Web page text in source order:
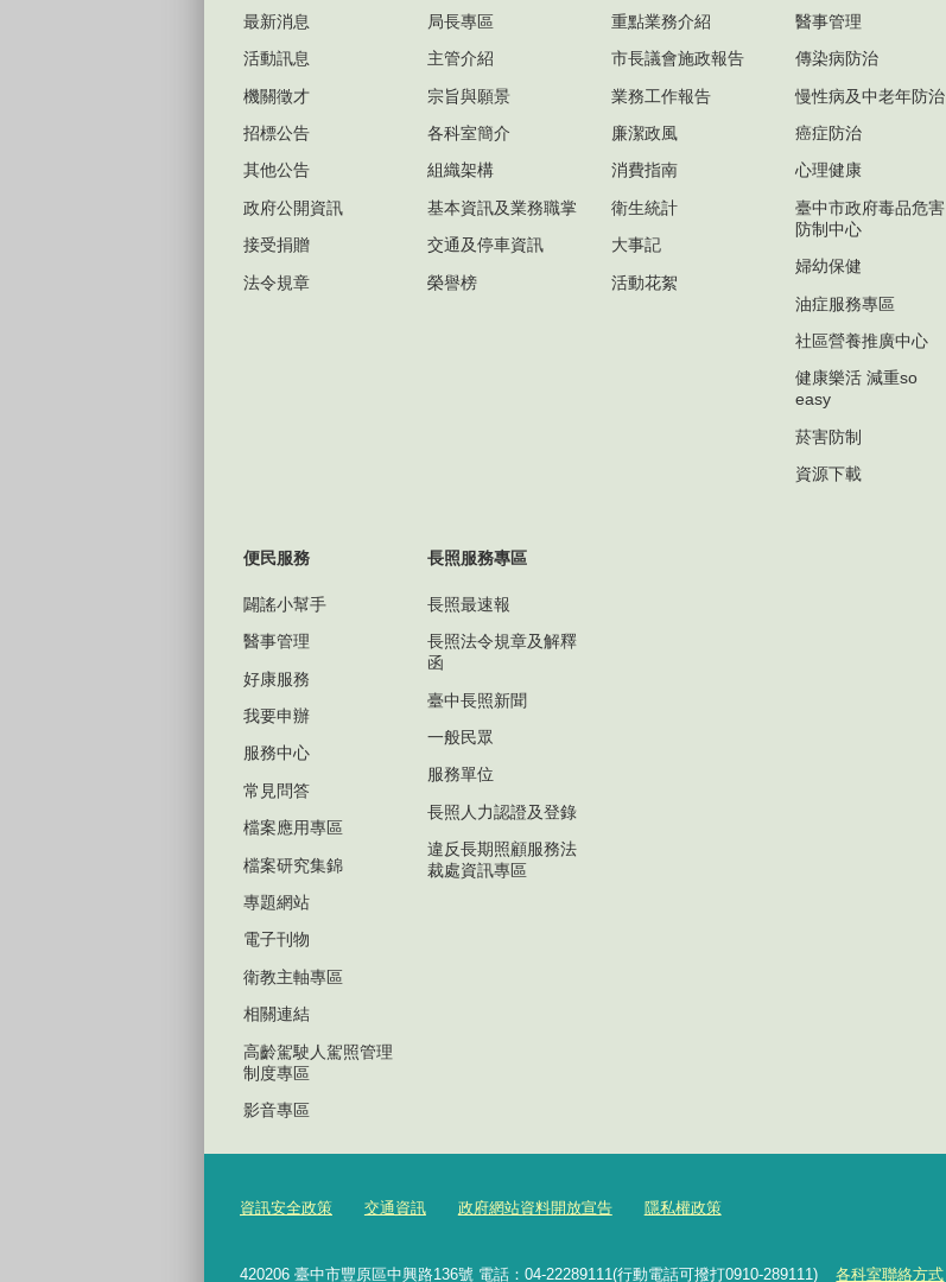
最新消息
活動訊息
機關徵才
招標公告
其他公告
政府公開資訊
接受捐贈
法令規章
局長專區
主管介紹
宗旨與願景
各科室簡介
組織架構
基本資訊及業務職掌
交通及停車資訊
榮譽榜
重點業務介紹
市長議會施政報告
業務工作報告
廉潔政風
消費指南
衛生統計
大事記
活動花絮
醫事管理
傳染病防治
慢性病及中老年防治
癌症防治
心理健康
臺中市政府毒品危害
防制中心
婦幼保健
油症服務專區
社區營養推廣中心
健康樂活 減重so
easy
菸害防制
資源下載
便民服務
闢謠小幫手
醫事管理
好康服務
我要申辦
服務中心
常見問答
檔案應用專區
檔案研究集錦
專題網站
電子刊物
衛教主軸專區
相關連結
高齡駕駛人駕照管理
制度專區
影音專區
長照服務專區
長照最速報
長照法令規章及解釋
函
臺中長照新聞
一般民眾
服務單位
長照人力認證及登錄
違反長期照顧服務法
裁處資訊專區
資訊安全政策 交通資訊 政府網站資料開放宣告 隱私權政策
420206 臺中市豐原區中興路136號 電話：04-22289111(行動電話可撥打0910-289111) 各科室聯絡方式